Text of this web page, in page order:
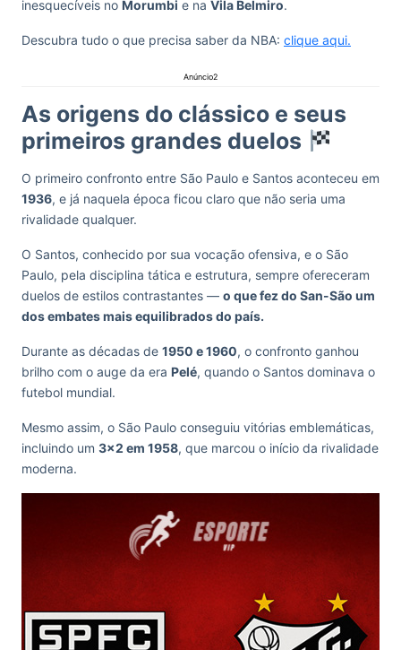
inesquecíveis no Morumbi e na Vila Belmiro.
Descubra tudo o que precisa saber da NBA: clique aqui.
Anúncio2
As origens do clássico e seus
primeiros grandes duelos
O primeiro confronto entre São Paulo e Santos aconteceu em
1936, e já naquela época ficou claro que não seria uma
rivalidade qualquer.
O Santos, conhecido por sua vocação ofensiva, e o São
Paulo, pela disciplina tática e estrutura, sempre ofereceram
duelos de estilos contrastantes — o que fez do San-São um
dos embates mais equilibrados do país.
Durante as décadas de 1950 e 1960, o confronto ganhou
brilho com o auge da era Pelé, quando o Santos dominava o
futebol mundial.
Mesmo assim, o São Paulo conseguiu vitórias emblemáticas,
incluindo um 3×2 em 1958, que marcou o início da rivalidade
moderna.